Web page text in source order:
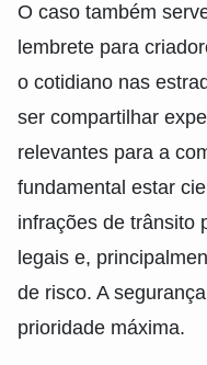
O caso também
lembrete para
o cotidiano nas
ser compartilhar
relevantes para a
fundamental estar
infrações de trânsito
legais e,
de risco. A
prioridade máxima.